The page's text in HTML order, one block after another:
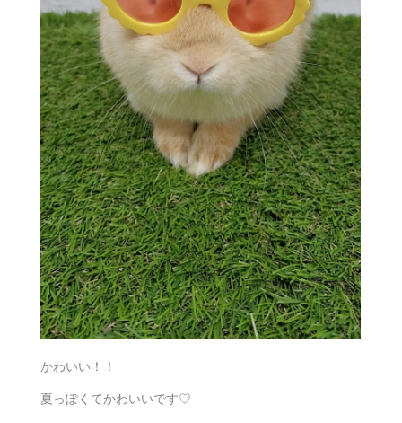
かわいい！！
夏っぽくてかわいいです♡